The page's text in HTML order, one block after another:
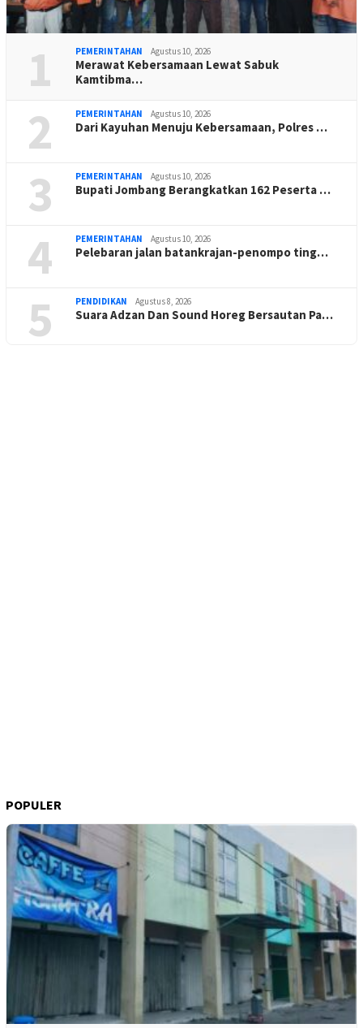
1 PEMERINTAHAN Agustus 10, 2026
Merawat Kebersamaan Lewat Sabuk
Kamtibma…
2 PEMERINTAHAN Agustus 10, 2026
Dari Kayuhan Menuju Kebersamaan, Polres …
3 PEMERINTAHAN Agustus 10, 2026
Bupati Jombang Berangkatkan 162 Peserta …
4 PEMERINTAHAN Agustus 10, 2026
Pelebaran jalan batankrajan-penompo ting…
5 PENDIDIKAN Agustus 8, 2026
Suara Adzan Dan Sound Horeg Bersautan Pa…
POPULER